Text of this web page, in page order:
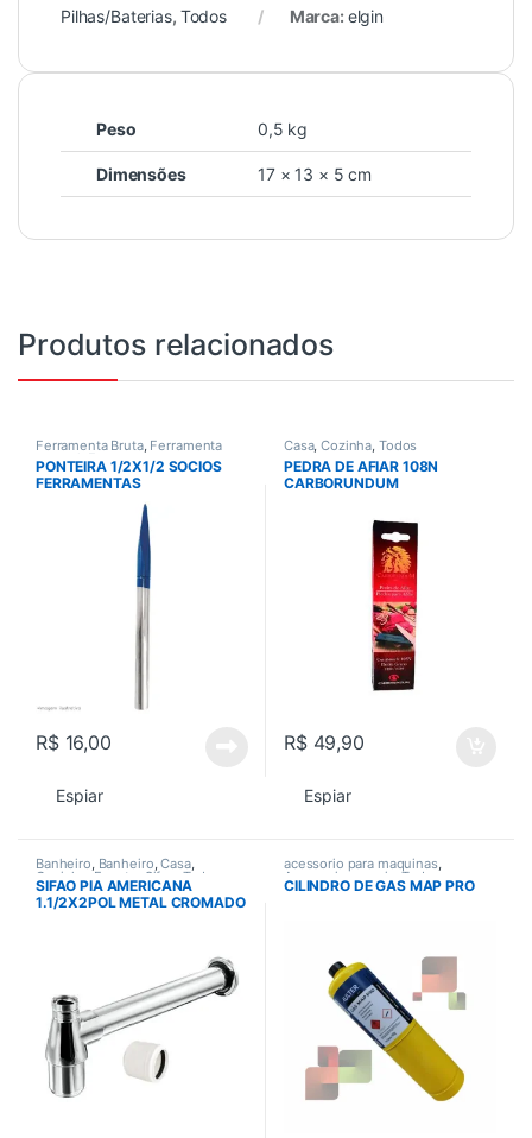
Pilhas/Baterias, Todos Marca: elgin
Peso 0,5 kg
Dimensões 17 × 13 × 5 cm
Produtos relacionados
Ferramenta Bruta, Ferramenta
manual,Ferramentas
Ferramentas em Geral,Todos
PONTEIRA 1/2X1/2 SOCIOS
FERRAMENTAS
R$16,00
Espiar
Casa,Cozinha Todos
PEDRA DE AFIAR 108N
CARBORUNDUM
R$49,90
Espiar
Banheiro, Banheiro,Casa,
Cozinha,Esgoto,Sifao,Todos
SIFAO PIA AMERICANA
1.1/2X2POL METAL CROMADO
acessorio para maquinas,
Acessorios gerais ,Todos
CILINDRO DE GAS MAP PRO